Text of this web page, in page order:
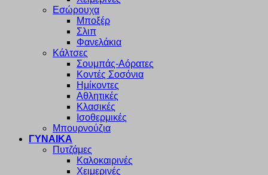
Εσώρουχα
Μποξέρ
Σλιπ
Φανελάκια
Κάλτσες
Σουμπάς-Αόρατες
Κοντές Σοσόνια
Ημίκοντες
Αθλητικές
Κλασικές
Ισοθερμικές
Μπουρνούζια
ΓΥΝΑΙΚΑ
Πυτζάμες
Καλοκαιρινές
Χειμερινές